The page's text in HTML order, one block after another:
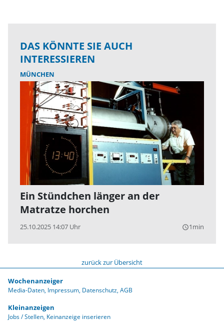
DAS KÖNNTE SIE AUCH
INTERESSIEREN
MÜNCHEN
Ein Stündchen länger an der
Matratze horchen
25.10.2025 14:07 Uhr query_builder1min
zurück zur Übersicht
Wochenanzeiger
Media-Daten Impressum Datenschutz AGB
Kleinanzeigen
Jobs / Stellen Keinanzeige inserieren